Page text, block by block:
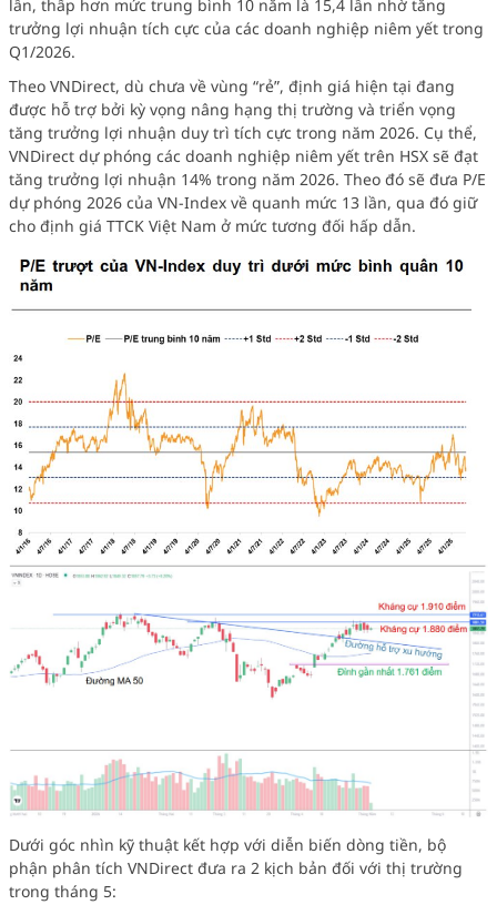
lần, thấp hơn mức trung bình 10 năm là 15,4 lần nhờ tăng
trưởng lợi nhuận tích cực của các doanh nghiệp niêm yết trong
Q1/2026.
Theo VNDirect, dù chưa về vùng “rẻ”, định giá hiện tại đang
được hỗ trợ bởi kỳ vọng nâng hạng thị trường và triển vọng
tăng trưởng lợi nhuận duy trì tích cực trong năm 2026. Cụ thể,
VNDirect dự phóng các doanh nghiệp niêm yết trên HSX sẽ đạt
tăng trưởng lợi nhuận 14% trong năm 2026. Theo đó sẽ đưa P/E
dự phóng 2026 của VN-Index về quanh mức 13 lần, qua đó giữ
cho định giá TTCK Việt Nam ở mức tương đối hấp dẫn.
Dưới góc nhìn kỹ thuật kết hợp với diễn biến dòng tiền, bộ
phận phân tích VNDirect đưa ra 2 kịch bản đối với thị trường
trong tháng 5: